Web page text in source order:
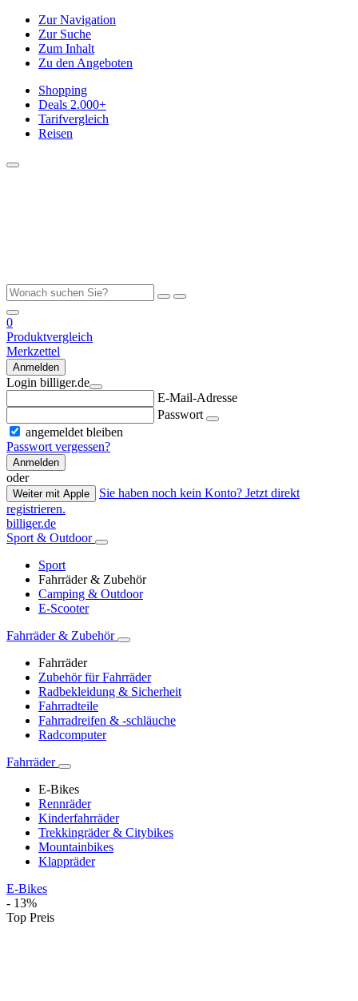
Zur Navigation
Zur Suche
Zum Inhalt
Zu den Angeboten
Shopping
Deals 2.000+
Tarifvergleich
Reisen
0
Produktvergleich
Merkzettel
Anmelden
Login billiger.de
E-Mail-Adresse
Passwort
angemeldet bleiben
Passwort vergessen?
Anmelden
oder
Weiter mit Apple
Sie haben noch kein Konto? Jetzt direkt
registrieren.
billiger.de
Sport & Outdoor
Sport
Fahrräder & Zubehör
Camping & Outdoor
E-Scooter
Fahrräder & Zubehör
Fahrräder
Zubehör für Fahrräder
Radbekleidung & Sicherheit
Fahrradteile
Fahrradreifen & -schläuche
Radcomputer
Fahrräder
E-Bikes
Rennräder
Kinderfahrräder
Trekkingräder & Citybikes
Mountainbikes
Klappräder
E-Bikes
- 13%
Top Preis